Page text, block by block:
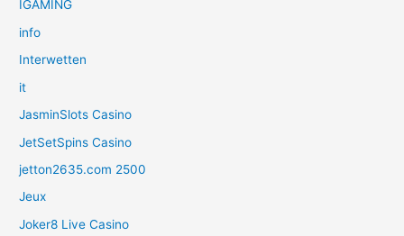
IGAMING
info
Interwetten
it
JasminSlots Casino
JetSetSpins Casino
jetton2635.com 2500
Jeux
Joker8 Live Casino